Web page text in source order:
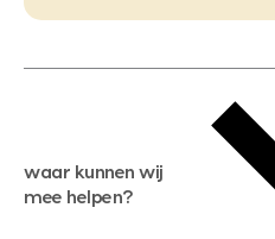
waar kunnen wij
mee helpen?